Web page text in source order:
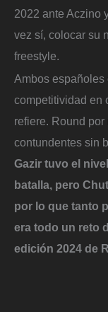
2022 ante Aczino
vez sí, colocar su
freestyle.
Ambos españoles
competitividad en
refiere. Round
contundentes sin
Gazir tuvo el
batalla, pero
por lo que tanto
era todo un reto
edición 2024 de